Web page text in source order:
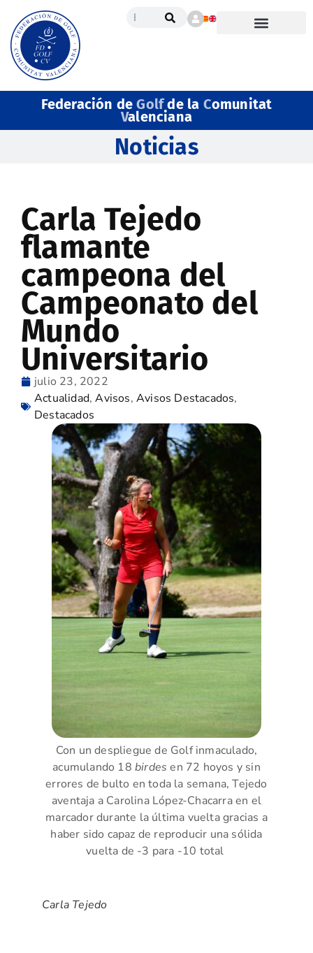
Federación deGolfde la Comunitat
Valenciana
Noticias
Carla Tejedo
flamante
campeona del
Campeonato del
Mundo
Universitario
julio 23, 2022
Actualidad,Avisos,Avisos Destacados,
Destacados
Con un despliegue de Golf inmaculado,
acumulando 18 birdes en 72 hoyos y sin
errores de bulto en toda la semana, Tejedo
aventaja a Carolina López-Chacarra en el
marcador durante la última vuelta gracias a
haber sido capaz de reproducir una sólida
vuelta de -3 para -10 total
Carla Tejedo